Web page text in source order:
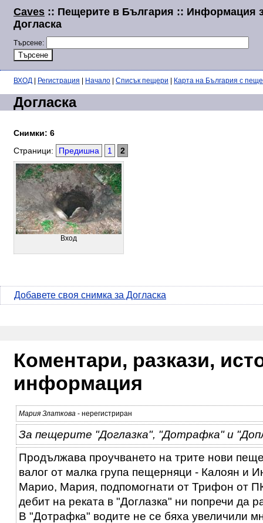
Caves :: Пещерите в България :: Информация
Догласка
Търсене:
ВХОД Регистрация Начало Списък пещери Карта на България с
Догласка
Снимки: 6
Страници:
Предишна 1 2
Вход
Добавете своя снимка за Догласка
Коментари, разкази,
информация
Мария Златкова - нерегистриран
За пещерите "Доглазка", "Дотрафка" и
Продължава проучването на трите нови
валог от малка група пещерняци - Калоян и
Марио, Мария, подпомогнати от Трифон от
дебит на реката в "Доглазка" ни попречи да
В "Дотрафка" водите не се бяха увеличили